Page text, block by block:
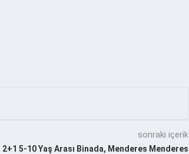
sonraki içerik
2+1 5-10 Yaş Arası Binada, Menderes Menderes